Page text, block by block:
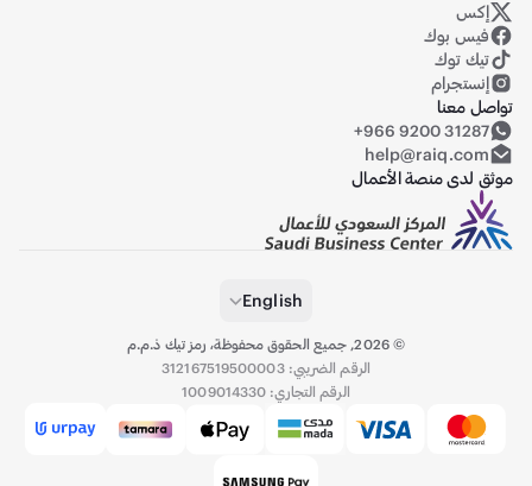
حساب رايق على منصة إكس (تويتر سابقاً)
إكس
فيس بوك
تيك توك
إنستجرام
تواصل معنا
+966 9200 31287
help@raiq.com
موثق لدى منصة الأعمال
English
©
2026
, جميع الحقوق محفوظة، رمز تيك ذ.م.م
الرقم الضريبي: 312167519500003
الرقم التجاري: 1009014330